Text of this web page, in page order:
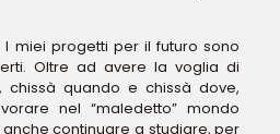
miei progetti per il futuro sono
Oltre ad avere la voglia di
chissà quando e chissà dove,
nel “maledetto” mondo
anche continuare a studiare, per